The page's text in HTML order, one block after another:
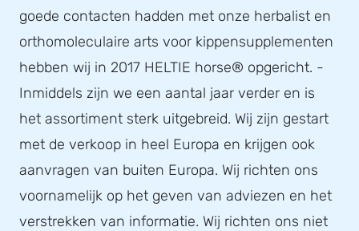
goede contacten hadden met onze herbalist en
orthomoleculaire arts voor kippensupplementen
hebben wij in 2017 HELTIE horse® opgericht. -
Inmiddels zijn we een aantal jaar verder en is
het assortiment sterk uitgebreid. Wij zijn gestart
met de verkoop in heel Europa en krijgen ook
aanvragen van buiten Europa. Wij richten ons
voornamelijk op het geven van adviezen en het
verstrekken van informatie. Wij richten ons niet